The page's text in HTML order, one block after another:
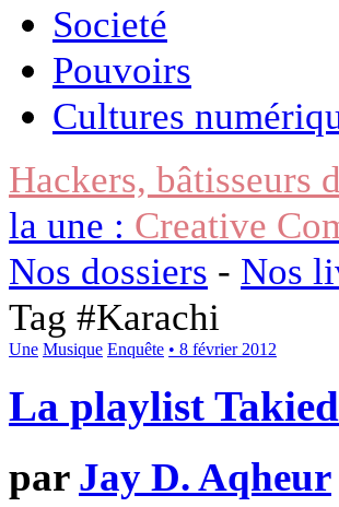
Societé
Pouvoirs
Cultures
Hackers, bâtisseurs
la une : Creative
Nos dossiers - Nos
Tag #Karachi
Une Musique Enquête • 8 février 2012
La playlist
par Jay D. Aqheur